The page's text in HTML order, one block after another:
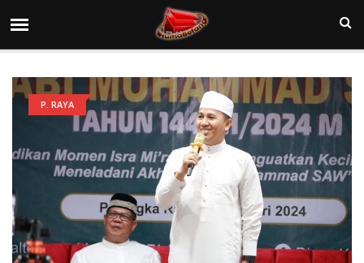
P. RAYA